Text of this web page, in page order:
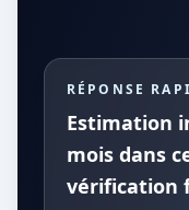
RÉPONSE
Estimation
mois dans
vérification